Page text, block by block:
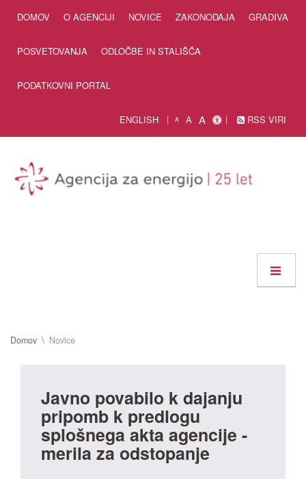
DOMOV O AGENCIJI NOVICE ZAKONODAJA GRADIVA
POSVETOVANJA ODLOČBE IN STALIŠČA
PODATKOVNI PORTAL
ENGLISH A A A RSS VIRI
Domov Novice
Javno povabilo k dajanju
pripomb k predlogu
splošnega akta agencije -
merila za odstopanje